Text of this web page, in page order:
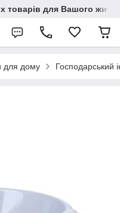
товарів для Вашого
для дому Господарський